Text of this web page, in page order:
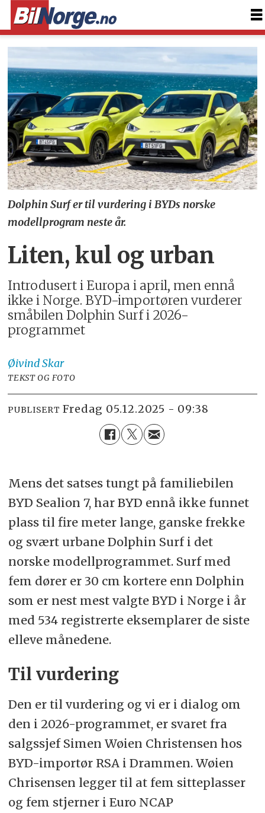
Dolphin Surf er til vurdering i BYDs norske
modellprogram neste år.
Liten, kul og urban
Introdusert i Europa i april, men ennå
ikke i Norge. BYD-importøren vurderer
småbilen Dolphin Surf i 2026-
programmet
ØivindSkar
TEKST OG FOTO
PUBLISERT fredag 05.12.2025 - 09:38
Mens det satses tungt på familiebilen
BYD Sealion 7, har BYD ennå ikke funnet
plass til fire meter lange, ganske frekke
og svært urbane Dolphin Surf i det
norske modellprogrammet. Surf med
fem dører er 30 cm kortere enn Dolphin
som er nest mest valgte BYD i Norge i år
med 534 registrerte eksemplarer de siste
elleve månedene.
Til vurdering
Den er til vurdering og vi er i dialog om
den i 2026-programmet, er svaret fra
salgssjef Simen Wøien Christensen hos
BYD-importør RSA i Drammen. Wøien
Chrisensen legger til at fem sitteplasser
og fem stjerner i Euro NCAP